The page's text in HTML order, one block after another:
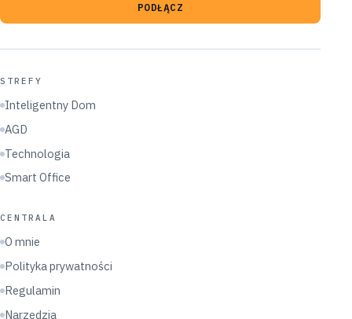
PODŁĄCZ
STREFY
Inteligentny Dom
AGD
Technologia
Smart Office
CENTRALA
O mnie
Polityka prywatności
Regulamin
Narzędzia